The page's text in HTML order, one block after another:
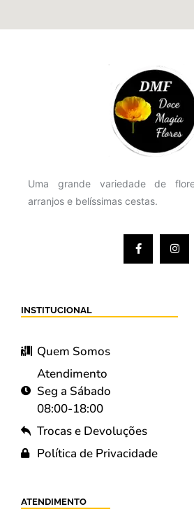
Uma grande variedade de
arranjos e belíssimas cestas.
INSTITUCIONAL
Quem Somos
Atendimento
Seg a Sábado
08:00-18:00
Trocas e Devoluções
Política de Privacidade
ATENDIMENTO